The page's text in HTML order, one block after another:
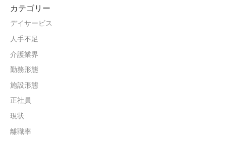
カテゴリー
デイサービス
人手不足
介護業界
勤務形態
施設形態
正社員
現状
離職率